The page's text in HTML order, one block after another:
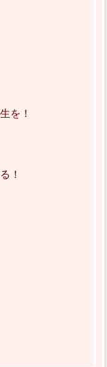
を！
！